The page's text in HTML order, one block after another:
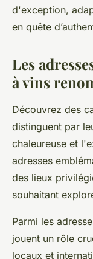
d'exception,
en quête
Les
à vins
Découvrez des
distinguent par
chaleureuse et
adresses
des lieux
souhaitant
Parmi les
jouent un rôle
locaux et